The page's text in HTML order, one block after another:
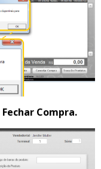
Fechar Compra.